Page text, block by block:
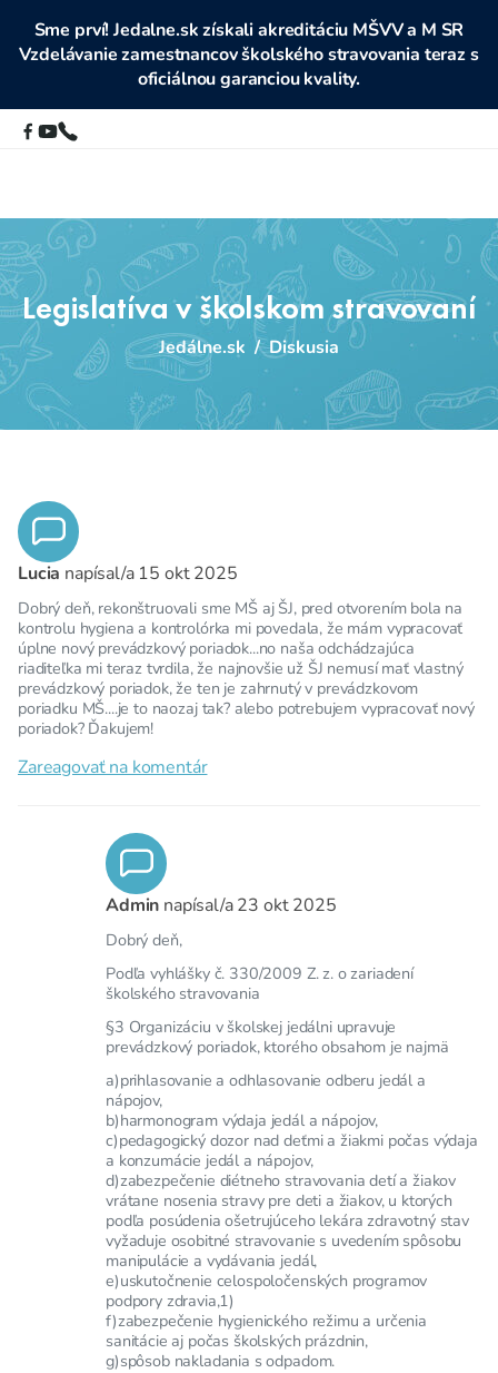
Sme prví! Jedalne.sk získali akreditáciu MŠVV a M SR
Vzdelávanie zamestnancov školského stravovania teraz s
oficiálnou garanciou kvality.
Legislatíva v školskom stravovaní
Jedálne.sk / Diskusia
Lucia napísal/a 15 okt 2025
Dobrý deň, rekonštruovali sme MŠ aj ŠJ, pred otvorením bola na
kontrolu hygiena a kontrolórka mi povedala, že mám vypracovať
úplne nový prevádzkový poriadok...no naša odchádzajúca
riaditeľka mi teraz tvrdila, že najnovšie už ŠJ nemusí mať vlastný
prevádzkový poriadok, že ten je zahrnutý v prevádzkovom
poriadku MŠ....je to naozaj tak? alebo potrebujem vypracovať nový
poriadok? Ďakujem!
Zareagovať na komentár
Admin napísal/a23 okt 2025
Dobrý deň,
Podľa vyhlášky č. 330/2009 Z. z. o zariadení
školského stravovania
§3 Organizáciu v školskej jedálni upravuje
prevádzkový poriadok, ktorého obsahom je najmä
a)prihlasovanie a odhlasovanie odberu jedál a
nápojov,
b)harmonogram výdaja jedál a nápojov,
c)pedagogický dozor nad deťmi a žiakmi počas výdaja
a konzumácie jedál a nápojov,
d)zabezpečenie diétneho stravovania detí a žiakov
vrátane nosenia stravy pre deti a žiakov, u ktorých
podľa posúdenia ošetrujúceho lekára zdravotný stav
vyžaduje osobitné stravovanie s uvedením spôsobu
manipulácie a vydávania jedál,
e)uskutočnenie celospoločenských programov
podpory zdravia,1)
f)zabezpečenie hygienického režimu a určenia
sanitácie aj počas školských prázdnin,
g)spôsob nakladania s odpadom.